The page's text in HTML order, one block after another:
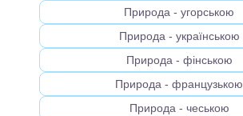
Природа - угорською
Природа - українською
Природа - фінською
Природа - французькою
Природа - чеською